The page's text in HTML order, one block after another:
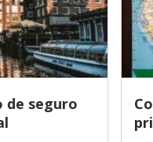
de seguro